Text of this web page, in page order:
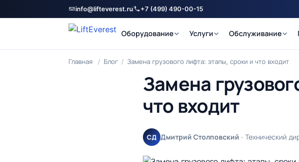
info@lifteverest.ru +7 (499) 490-00-15
Оборудование Услуги Обслуживание
Главная / Блог / Замена грузового лифта: этапы, сроки и что входит
Замена
что входит
СД Дмитрий Столповский · Технический